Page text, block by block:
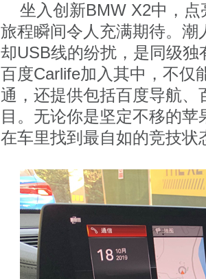
坐入创新BMW X2中，
旅程瞬间令人充满期待。潮
却USB线的纷扰，是同级
百度Carlife加入其中，不仅
通，还提供包括百度导航
目。无论你是坚定不移的
在车里找到最自如的竞技状